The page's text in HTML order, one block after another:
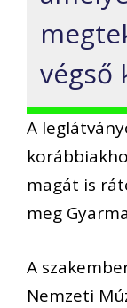
végső
A
magát is
meg
A
Nemzeti